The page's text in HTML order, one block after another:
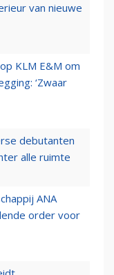
van nieuwe
KLM E&M om
‘Zwaar
debutanten
alle ruimte
ANA
order voor